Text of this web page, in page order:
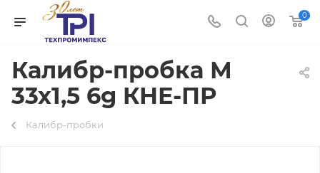
0
Калибр-пробка М
33х1,5 6g КНЕ-ПР
Калибр-пробки